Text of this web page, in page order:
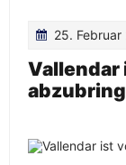
25. Februar